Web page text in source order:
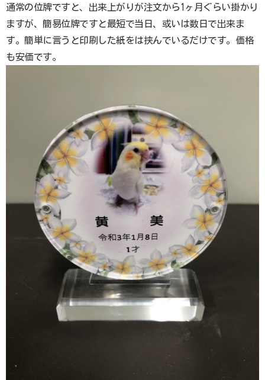
通常の位牌ですと、出来上がりが注文から1ヶ月ぐらい掛かり
ますが、簡易位牌ですと最短で当日、或いは数日で出来ま
す。簡単に言うと印刷した紙をは挟んでいるだけです。価格
も安価です。